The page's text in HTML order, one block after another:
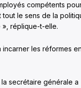
compétents
tout le sens de la
réplique-t-elle.
incarner les réformes
secrétaire générale a